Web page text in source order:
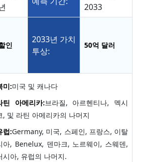
2033
인
2033년 가치
투상:
50억 달러
미:미국 및 캐나다
틴 아메리카:브라질, 아르헨티나, 멕시
, 및 라틴 아메리카의 나머지
럽:Germany, 미국, 스페인, 프랑스, 이탈
아, Benelux, 덴마크, 노르웨이, 스웨덴,
시아, 유럽의 나머지.